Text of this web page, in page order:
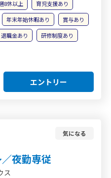
8休以上
育児支援あり
年末年始休暇あり
賞与あり
退職金あり
研修制度あり
エントリー
気になる
夜勤専従
ス